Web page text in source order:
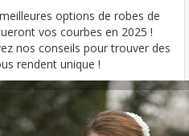
options de robes de
vos courbes en 2025 !
nos conseils pour trouver des
rendent unique !